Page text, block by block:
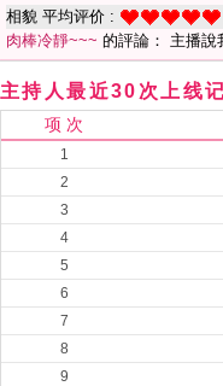
相貌 平均评价 :
肉棒冷靜~~~ 的評論： 主播說
主持人最近30次上线
项 次
1
2
3
4
5
6
7
8
9